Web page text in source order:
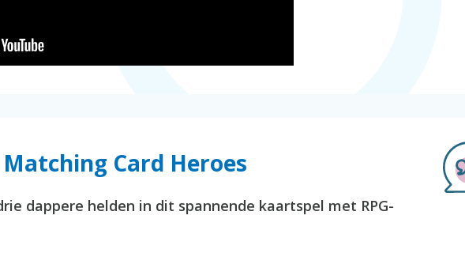
Card Heroes
dappere helden in dit spannende kaartspel met RPG-